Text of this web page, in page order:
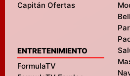
Capitán Ofertas
ENTRETENIMIENTO
FormulaTV